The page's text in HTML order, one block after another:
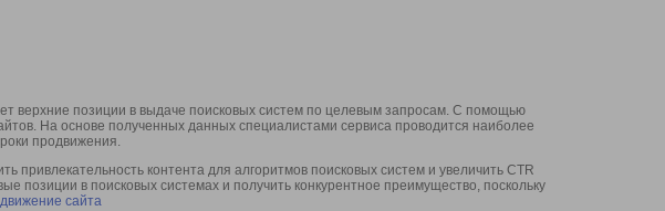
верхние позиции в выдаче поисковых систем по целевым запросам. С помощью
На основе полученных данных специалистами сервиса проводится наиболее
продвижения.
контента для алгоритмов поисковых систем и увеличить CTR
позиции в поисковых системах и получить конкурентное преимущество, поскольку
сайта